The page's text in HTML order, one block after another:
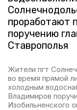
проработают
поручению
Ставрополья
Жители пгт
во время прямой
холодным
Владимиров
Изобильненского